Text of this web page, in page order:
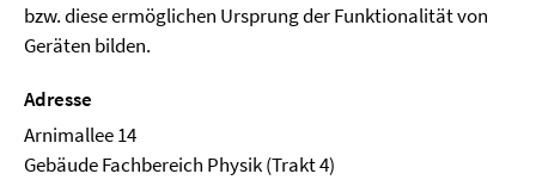
bzw. diese ermöglichen Ursprung der Funktionalität von
Geräten bilden.
Adresse
Arnimallee 14
Ge­bäude Fachbereich Physik (Trakt 4)